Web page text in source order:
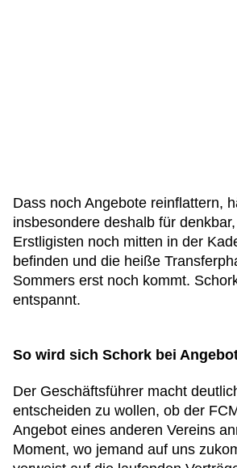
Dass noch Angebote reinflattern,
insbesondere deshalb für
Erstligisten noch mitten in der
befinden und die heiße
Sommers erst noch kommt.
entspannt.
So wird sich Schork bei
Der Geschäftsführer macht
entscheiden zu wollen, ob der
Angebot eines anderen Vereins
Moment, wo jemand auf uns